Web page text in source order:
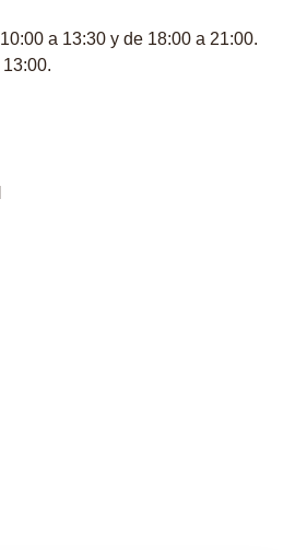
a 13:30 y de 18:00 a 21:00.